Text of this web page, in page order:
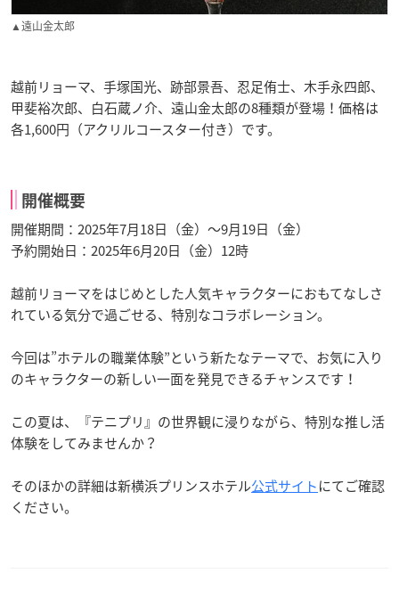
▲遠山金太郎
越前リョーマ、手塚国光、跡部景吾、忍足侑士、木手永四郎、
甲斐裕次郎、白石蔵ノ介、遠山金太郎の8種類が登場！価格は
各1,600円（アクリルコースター付き）です。
開催概要
開催期間：2025年7月18日（金）〜9月19日（金）
予約開始日：2025年6月20日（金）12時
越前リョーマをはじめとした人気キャラクターにおもてなしさ
れている気分で過ごせる、特別なコラボレーション。
今回は”ホテルの職業体験”という新たなテーマで、お気に入り
のキャラクターの新しい一面を発見できるチャンスです！
この夏は、『テニプリ』の世界観に浸りながら、特別な推し活
体験をしてみませんか？
そのほかの詳細は新横浜プリンスホテル公式サイトにてご確認
ください。